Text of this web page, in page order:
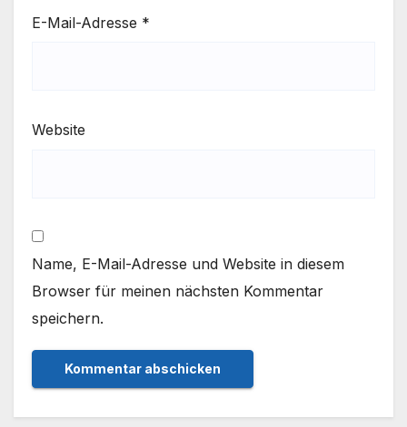
E-Mail-Adresse *
Website
Name, E-Mail-Adresse und Website in diesem
Browser für meinen nächsten Kommentar
speichern.